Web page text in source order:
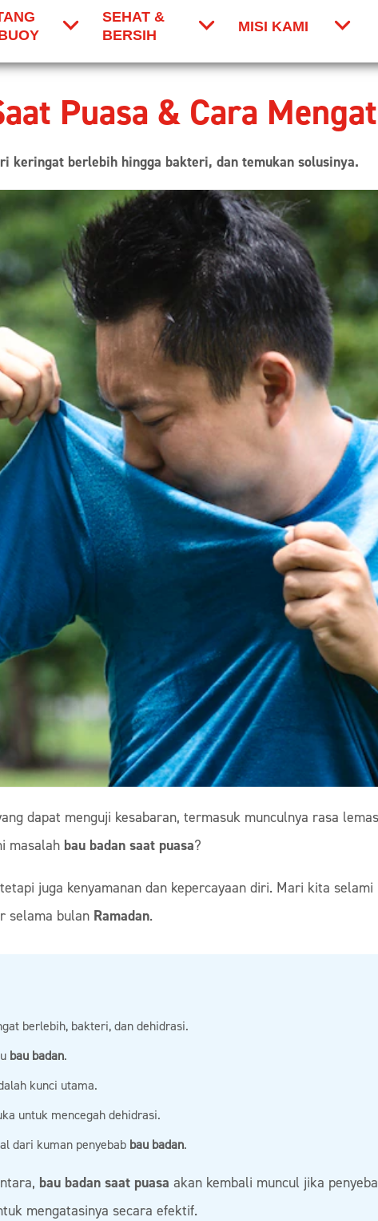
SEHAT &
BERSIH
MISI KAMI
Puasa & Cara
keringat berlebih hingga bakteri, dan temukan solusinya.
dapat menguji kesabaran, termasuk munculnya rasa
masalah bau badan saat puasa?
juga kenyamanan dan kepercayaan diri. Mari kita
selama bulan Ramadan.
berlebih, bakteri, dan dehidrasi.
bau badan.
kunci utama.
untuk mencegah dehidrasi.
dari kuman penyebab bau badan.
bau badan saat puasa akan kembali muncul jika
mengatasinya secara efektif.